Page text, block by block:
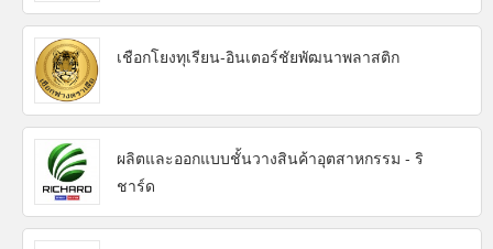
เชือกโยงทุเรียน-อินเตอร์ชัยพัฒนาพลาสติก
ผลิตและออกแบบชั้นวางสินค้าอุตสาหกรรม - ริ
ชาร์ด